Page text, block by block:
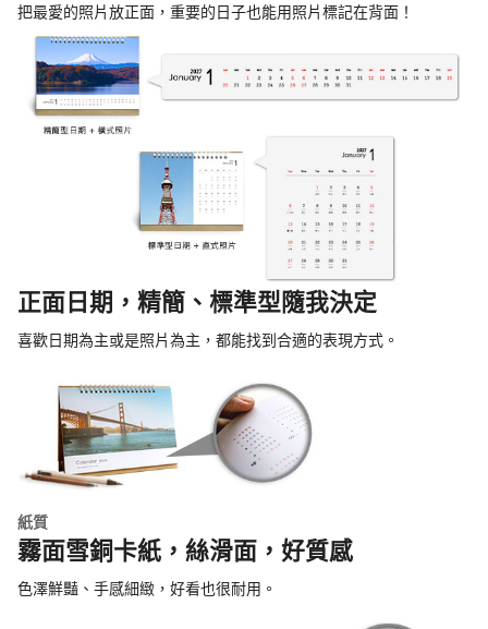
把最愛的照片放正面，重要的日子也能用照片標記在背面！
正面日期，精簡、標準型隨我決定
喜歡日期為主或是照片為主，都能找到合適的表現方式。
紙質
霧面雪銅卡紙，絲滑面，好質感
色澤鮮豔、手感細緻，好看也很耐用。